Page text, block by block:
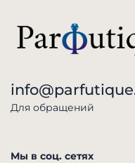
Для обращений
Мы в соц. сетях